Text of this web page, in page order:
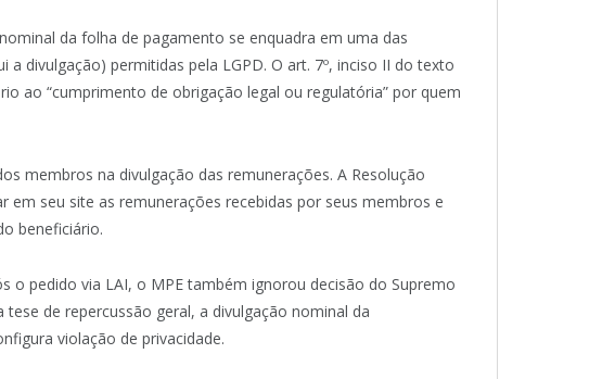
da folha de pagamento se enquadra em uma das
divulgação) permitidas pela LGPD. O art. 7º, inciso II do texto
ao “cumprimento de obrigação legal ou regulatória” por quem
membros na divulgação das remunerações. A Resolução
em seu site as remunerações recebidas por seus membros e
beneficiário.
o pedido via LAI, o MPE também ignorou decisão do Supremo
de repercussão geral, a divulgação nominal da
violação de privacidade.